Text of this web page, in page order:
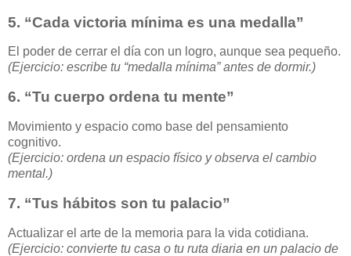
5. “Cada victoria mínima es una medalla”
El poder de cerrar el día con un logro, aunque sea pequeño.
(Ejercicio: escribe tu “medalla mínima” antes de dormir.)
6. “Tu cuerpo ordena tu mente”
Movimiento y espacio como base del pensamiento
cognitivo.
(Ejercicio: ordena un espacio físico y observa el cambio
mental.)
7. “Tus hábitos son tu palacio”
Actualizar el arte de la memoria para la vida cotidiana.
(Ejercicio: convierte tu casa o tu ruta diaria en un palacio de